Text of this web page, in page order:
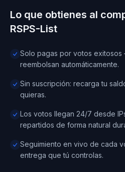
Lo que obtienes al
RSPS-List
Solo pagas por votos
reembolsan automáticamente.
Sin suscripción: recarga tu
quieras.
Los votos llegan 24/7 desde
repartidos de forma natural
Seguimiento en vivo de cada
entrega que tú controlas.